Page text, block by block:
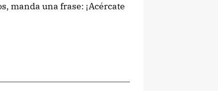
manda una frase: ¡Acércate